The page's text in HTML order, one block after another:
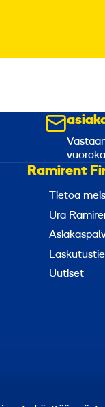
Ramirent
Tietoa
Ura
Uutiset